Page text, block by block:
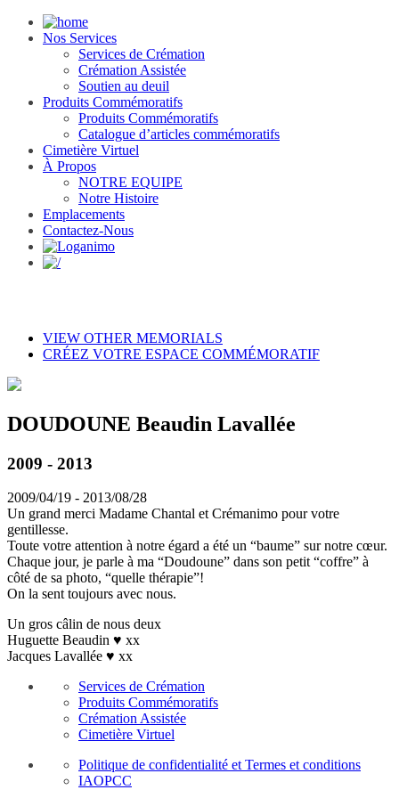
Nos Services
Services de Crémation
Crémation Assistée
Soutien au deuil
Produits Commémoratifs
Produits Commémoratifs
Catalogue d’articles commémoratifs
Cimetière Virtuel
À Propos
NOTRE EQUIPE
Notre Histoire
Emplacements
Contactez-Nous
VIEW OTHER MEMORIALS
CRÉEZ VOTRE ESPACE COMMÉMORATIF
DOUDOUNE Beaudin Lavallée
2009 - 2013
2009/04/19 - 2013/08/28
Un grand merci Madame Chantal et Crémanimo pour votre
gentillesse.
Toute votre attention à notre égard a été un “baume” sur notre cœur.
Chaque jour, je parle à ma “Doudoune” dans son petit “coffre” à
côté de sa photo, “quelle thérapie”!
On la sent toujours avec nous.
Un gros câlin de nous deux
Huguette Beaudin ♥ xx
Jacques Lavallée ♥ xx
Services de Crémation
Produits Commémoratifs
Crémation Assistée
Cimetière Virtuel
Politique de confidentialité et Termes et conditions
IAOPCC